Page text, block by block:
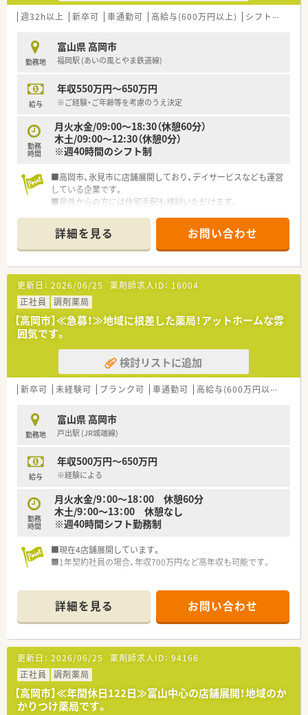
週32h以上 新卒可 車通勤可 高給与(600万円以上) シフト制
勤務地
富山県 高岡市
福岡駅 (あいの風とやま鉄道線)
給与
年収550万円～650万円
※ご経験・ご年齢等を考慮のうえ決定
勤務
時間
月火水金/09:00～18:30（休憩60分）
木土/09:00～12:30（休憩0分）
※週40時間のシフト制
■高岡市、氷見市に店舗展開しており、デイサービスなども運営
している企業です。
■県外からの方には住宅手配も検討いただけます。
詳細を見る お問い合わせ
更新日： 2026/06/25 薬剤師求人ID： 16004
正社員
調剤薬局
【高岡市】≪急募！≫地域に根差した薬局！アットホームな雰
囲気です。
検討リストに追加
新卒可 未経験可 ブランク可 車通勤可 高給与(600万円以上)
勤務地
富山県 高岡市
戸出駅 (JR城端線)
給与
年収500万円～650万円
※経験による
勤務
時間
月火水金/9：00～18：00 休憩60分
木土/9：00～13：00 休憩なし
※週40時間シフト勤務制
■現在4店舗展開しています。
■1年契約社員の場合、年収700万円など高年収も可能です。
詳細を見る お問い合わせ
更新日： 2026/06/25 薬剤師求人ID： 94166
正社員
調剤薬局
【高岡市】≪年間休日122日≫富山中心の店舗展開！地域のか
かりつけ薬局です。